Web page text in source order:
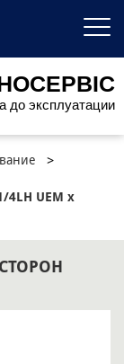
до эксплуатации
4LH UEM x